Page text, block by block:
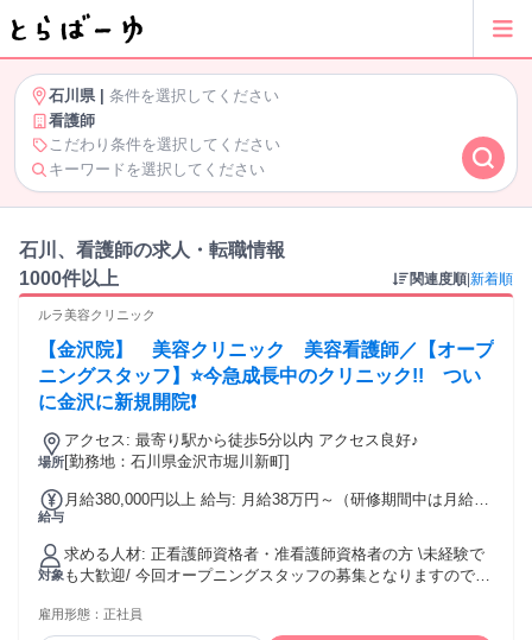
石川県| 条件を選択してください
看護師
こだわり条件を選択してください
キーワードを選択してください
石川、看護師の求人・転職情報
1000件以上
関連度順 新着順
ルラ美容クリニック
【金沢院】 美容クリニック 美容看護師／【オープ
ニングスタッフ】⭐今急成長中のクリニック!! つい
に金沢に新規開院❗
場所
アクセス: 最寄り駅から徒歩5分以内 アクセス良好♪
[勤務地：石川県金沢市堀川新町]
給与
月給380,000円以上 給与: 月給38万円～（研修期間中は月給35
皮膚科の両方を扱っているクリニックにて、2年以上の経験が
あることが条件） 社会保険完備、制服貸与、通勤費支給（上
限月3万円 ）、美容施術無料、産休・育児 休暇制度あり ※研
修期間最低６ヶ月間あり
対象
求める人材: 正看護師資格者・准看護師資格者の方 \未経験で
も大歓迎/ 今回オープニングスタッフの募集となりますので、
雇用形態： 正社員